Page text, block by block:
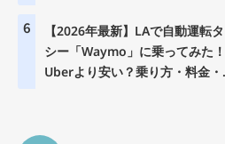
6
【2026年最新】LAで自動運転
シー「Waymo」に乗ってみた！
Uberより安い？乗り方・料金・